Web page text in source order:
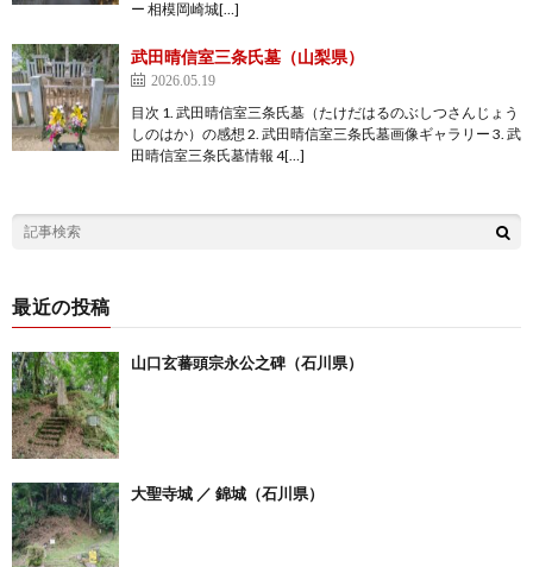
ー 相模岡崎城[…]
武田晴信室三条氏墓（山梨県）
2026.05.19
目次 1. 武田晴信室三条氏墓（たけだはるのぶしつさんじょう
しのはか）の感想 2. 武田晴信室三条氏墓画像ギャラリー 3. 武
田晴信室三条氏墓情報 4[…]
最近の投稿
山口玄蕃頭宗永公之碑（石川県）
大聖寺城 ／ 錦城（石川県）